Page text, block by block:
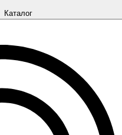
Каталог